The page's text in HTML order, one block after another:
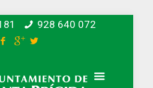
928 640 072